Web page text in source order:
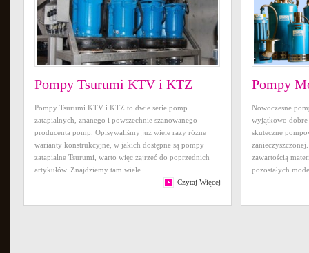
Pompy Tsurumi KTV i KTZ
Pompy Tsurumi KTV i KTZ to dwie serie pomp
zatapialnych, znanego i powszechnie szanowanego
producenta pomp. Opisywaliśmy już wiele razy różne
warianty konstrukcyjne, w jakich dostępne są pompy
zatapialne Tsurumi, warto więc zajrzeć do poprzednich
artykułów. Znajdziemy tam wiele...
Czytaj Więcej
Pompy
Nowoczesne
wyjątkowo dobre
skuteczne
zawartością
pozostałych